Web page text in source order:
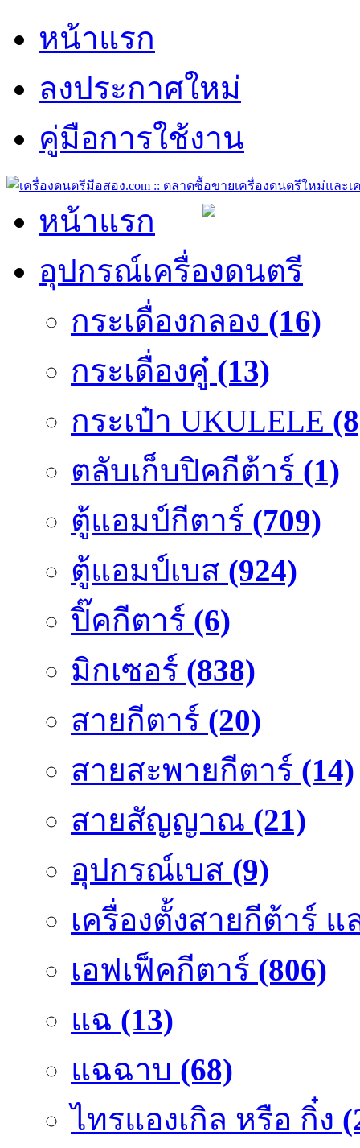
หน้าแรก
ลงประกาศใหม่
คู่มือการใช้งาน
หน้าแรก
อุปกรณ์เครื่องดนตรี
กระเดื่องกลอง (16)
กระเดื่องคู๋ (13)
กระเป๋า UKULELE
ตลับเก็บปิคกีต้าร์ (1)
ตู้แอมป์กีตาร์ (709)
ตู้แอมป์เบส (924)
ปิ๊คกีตาร์ (6)
มิกเซอร์ (838)
สายกีตาร์ (20)
สายสะพายกีตาร์ (14)
สายสัญญาณ (21)
อุปกรณ์เบส (9)
เครื่องตั้งสายกีต้าร์ แ
เอฟเฟ็คกีตาร์ (806)
แฉ (13)
แฉฉาบ (68)
ไทรแองเกิล หรือ กิ๋ง